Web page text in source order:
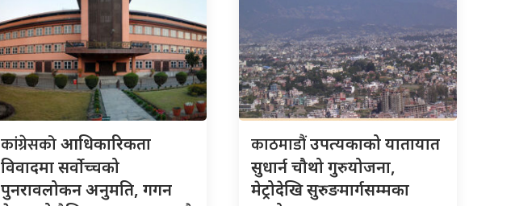
कांग्रेसकोआधिकारिकता
विवादमा सर्वोच्चको
पुनरावलोकन अनुमति, गगन
काठमाडौंउपत्यकाको यातायात
सुधार्न चौथो गुरुयोजना,
मेट्रोदेखि सुरुङमार्गसम्मका